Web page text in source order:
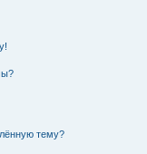
тему?